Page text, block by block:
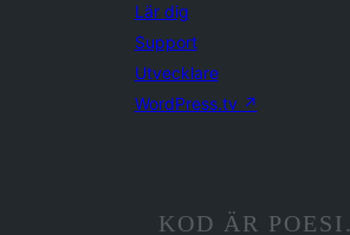
Lär dig
Support
Utvecklare
WordPress.tv ↗
KOD ÄR POESI.